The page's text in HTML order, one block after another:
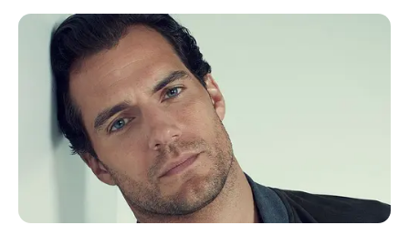
İcra başçısı üç qurumu
yeni rəis təyin etdi -